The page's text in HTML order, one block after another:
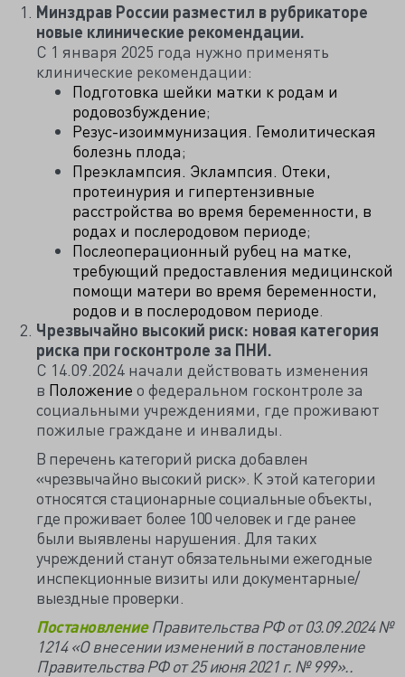
Минздрав России разместил в рубрикаторе
новые клинические рекомендации.
С 1 января 2025 года нужно применять
клинические рекомендации:
Подготовка шейки матки к родам и
родовозбуждение;
Резус-изоиммунизация. Гемолитическая
болезнь плода;
Преэклампсия. Эклампсия. Отеки,
протеинурия и гипертензивные
расстройства во время беременности, в
родах и послеродовом периоде;
Послеоперационный рубец на матке,
требующий предоставления медицинской
помощи матери во время беременности,
родов и в послеродовом периоде
Чрезвычайно высокий риск: новая категория
риска при госконтроле за ПНИ.
С 14.09.2024 начали действовать изменения
в Положение о федеральном госконтроле за
социальными учреждениями, где проживают
пожилые граждане и инвалиды.
В перечень категорий риска добавлен
«чрезвычайно высокий риск». К этой категории
относятся стационарные социальные объекты,
где проживает более 100 человек и где ранее
были выявлены нарушения. Для таких
учреждений станут обязательными ежегодные
инспекционные визиты или документарные/
выездные проверки.
ПостановлениеПравительства РФ от 03.09.2024 №
1214 «О внесении изменений в постановление
Правительства РФ от 25 июня 2021 г. № 999»..